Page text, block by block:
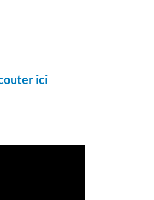
ici